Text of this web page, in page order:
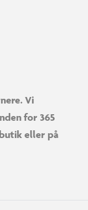
Vi
for 365
eller på